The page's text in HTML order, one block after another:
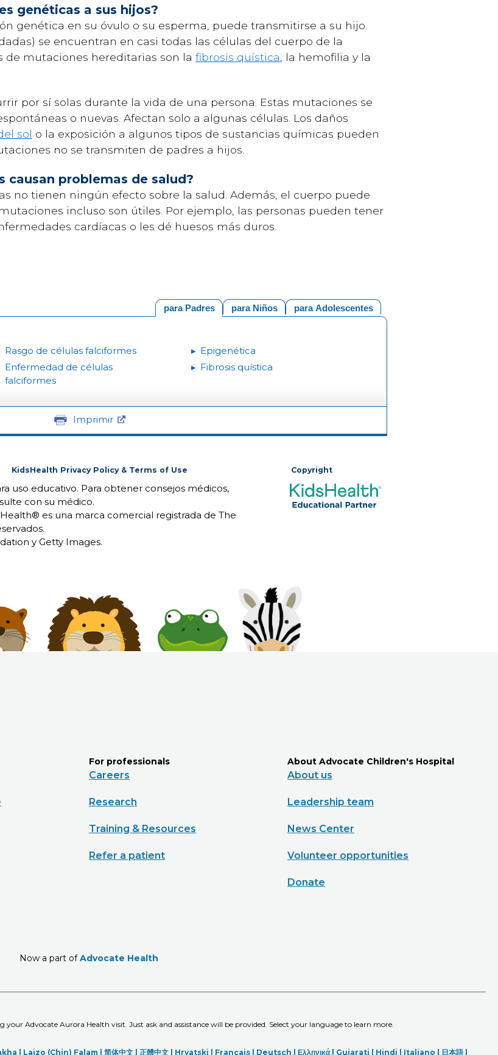
genéticas a sus hijos?
genética en su óvulo o su esperma, puede transmitirse a su hijo.
se encuentran en casi todas las células del cuerpo de la
de mutaciones hereditarias son la fibrosis quística , la hemofilia y la
por sí solas durante la vida de una persona. Estas mutaciones se
o nuevas. Afectan solo a algunas células. Los daños
sol o la exposición a algunos tipos de sustancias químicas pueden
no se transmiten de padres a hijos.
causan problemas de salud?
no tienen ningún efecto sobre la salud. Además, el cuerpo puede
incluso son útiles. Por ejemplo, las personas pueden tener
cardíacas o les dé huesos más duros.
para Adolescentes
para Niños
para Padres
Rasgo de células falciformes
Enfermedad de células
falciformes
Epigenética
Fibrosis quística
Imprimir
KidsHealth Privacy Policy & Terms of Use Copyright
uso educativo. Para obtener consejos médicos,
con su médico.
es una marca comercial registrada de The
y Getty Images.
For professionals
Careers
Research
Training & Resources
Refer a patient
About Advocate Children's Hospital
About us
Leadership team
News Center
Volunteer opportunities
Donate
Now a part ofAdvocate Health
your Advocate Aurora Health visit. Just ask and assistance will be provided. Select your language to learn more.
| Laizo (Chin) Falam | 简体中文 | 正體中文 | Hrvatski | Français | Deutsch | Ελληνικά | Gujarati | Hindi | Italiano | 日本語|